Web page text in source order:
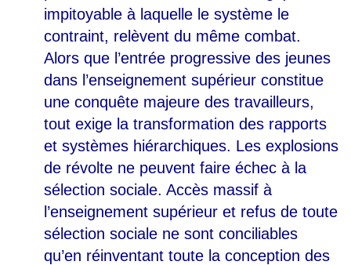
impitoyable à laquelle le système le
contraint, relèvent du même combat.
Alors que l’entrée progressive des jeunes
dans l’enseignement supérieur constitue
une conquête majeure des travailleurs,
tout exige la transformation des rapports
et systèmes hiérarchiques. Les explosions
de révolte ne peuvent faire échec à la
sélection sociale. Accès massif à
l’enseignement supérieur et refus de toute
sélection sociale ne sont conciliables
qu’en réinventant toute la conception des